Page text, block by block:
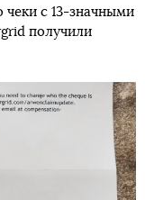
чеки с 13-значными
получили